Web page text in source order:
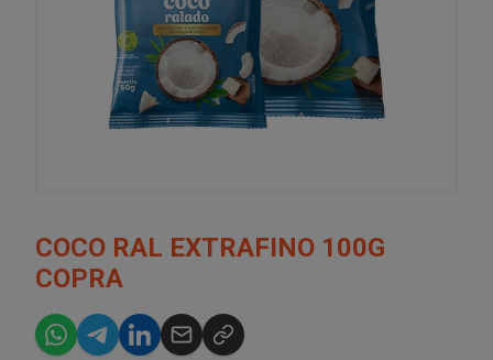
COCO RAL EXTRAFINO 100G
COPRA